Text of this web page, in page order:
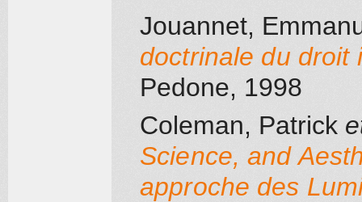
Jouannet,
doctrinale du droit
Pedone, 1998
Coleman, Patrick
Science, and
approche des